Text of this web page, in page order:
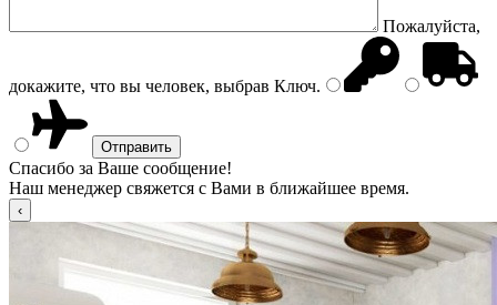
Пожалуйста,
докажите, что вы человек, выбрав Ключ.
Спасибо за Ваше сообщение!
Наш менеджер свяжется с Вами в ближайшее время.